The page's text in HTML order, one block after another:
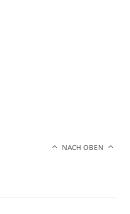
NACH OBEN